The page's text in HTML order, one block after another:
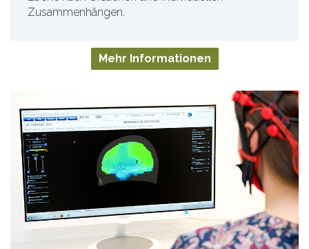
Zusammenhängen.
Mehr Informationen